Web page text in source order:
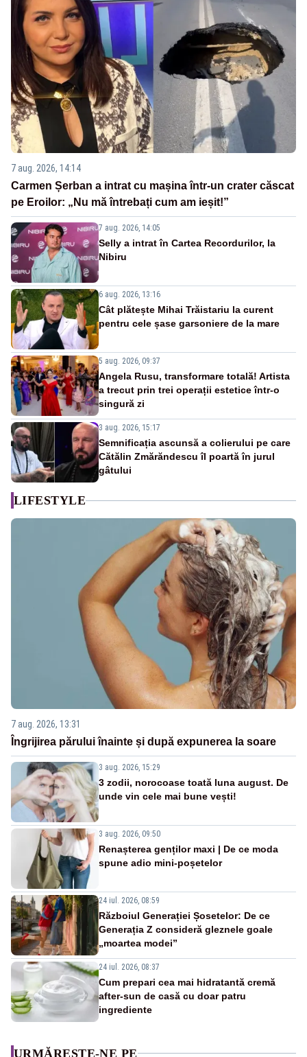
7 aug. 2026, 14:14
Carmen Șerban a intrat cu mașina într-un crater căscat
pe Eroilor: „Nu mă întrebați cum am ieșit!”
7 aug. 2026, 14:05
Selly a intrat în Cartea Recordurilor, la
Nibiru
6 aug. 2026, 13:16
Cât plătește Mihai Trăistariu la curent
pentru cele șase garsoniere de la mare
5 aug. 2026, 09:37
Angela Rusu, transformare totală! Artista
a trecut prin trei operații estetice într-o
singură zi
3 aug. 2026, 15:17
Semnificația ascunsă a colierului pe care
Cătălin Zmărăndescu îl poartă în jurul
gâtului
LIFESTYLE
7 aug. 2026, 13:31
Îngrijirea părului înainte și după expunerea la soare
3 aug. 2026, 15:29
3 zodii, norocoase toată luna august. De
unde vin cele mai bune vești!
3 aug. 2026, 09:50
Renașterea genților maxi | De ce moda
spune adio mini-poșetelor
24 iul. 2026, 08:59
Războiul Generației Șosetelor: De ce
Generația Z consideră gleznele goale
„moartea modei”
24 iul. 2026, 08:37
Cum prepari cea mai hidratantă cremă
after-sun de casă cu doar patru
ingrediente
URMĂREȘTE-NE PE